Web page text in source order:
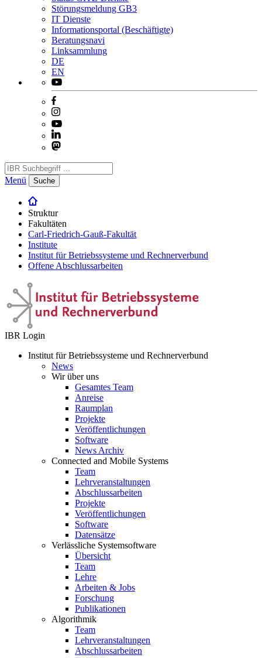
Störungsmeldung GB3
IT Dienste
Informationsportal (Beschäftigte)
Beratungsnavi
Linksammlung
DE
EN
Menü Suche
Struktur
Fakultäten
Carl-Friedrich-Gauß-Fakultät
Institute
Institut für Betriebssysteme und Rechnerverbund
Offene Abschlussarbeiten
IBR Login
Institut für Betriebssysteme und Rechnerverbund
News
Wir über uns
Gesamtes Team
Anreise
Raumplan
Projekte
Veröffentlichungen
Software
News Archiv
Connected and Mobile Systems
Team
Lehrveranstaltungen
Abschlussarbeiten
Projekte
Veröffentlichungen
Software
Datensätze
Verlässliche Systemsoftware
Übersicht
Team
Lehre
Arbeiten & Jobs
Forschung
Publikationen
Algorithmik
Team
Lehrveranstaltungen
Abschlussarbeiten